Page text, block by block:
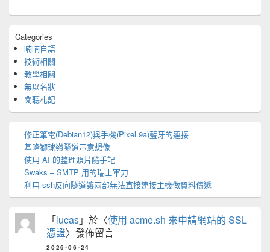
Categories
喃喃自語
技術相關
教學相關
無以名狀
閱聽札記
修正筆電(Debian12)與手機(Pixel 9a)藍牙的連接
基隆獅球嶺隧道示意想像
使用 AI 的整理照片隨手記
Swaks – SMTP 用的瑞士軍刀
利用 ssh反向隧道讓兩部無法直接連接主機做資料傳遞
「lucas」於〈使用 acme.sh 來申請網站的 SSL
憑證〉發佈留言
2026-06-24